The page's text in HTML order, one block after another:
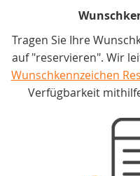
Tragen Sie Ihre
auf "reservieren". Wir
Wunschkennzeichen
Verfügbarkeit